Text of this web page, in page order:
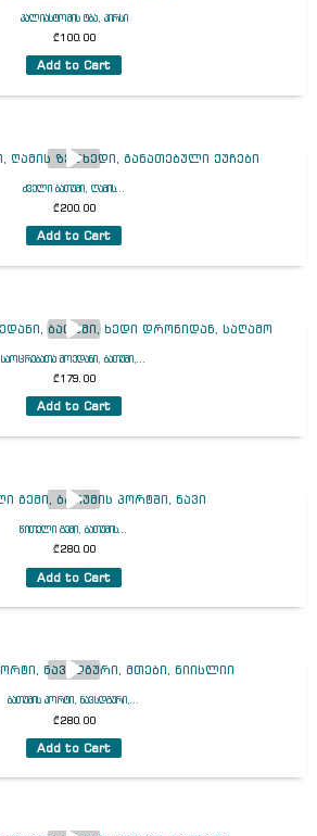
პალიასტომის ტბა, პირსი
₾100.00
Add to Cart
ძველი ბათუმი, ღამის...
₾200.00
Add to Cart
საოცრებათა მოედანი, ბათუმი,...
₾179.00
Add to Cart
წითელი გემი, ბათუმის...
₾280.00
Add to Cart
ბათუმის პორტი, ნავსდგური,...
₾280.00
Add to Cart